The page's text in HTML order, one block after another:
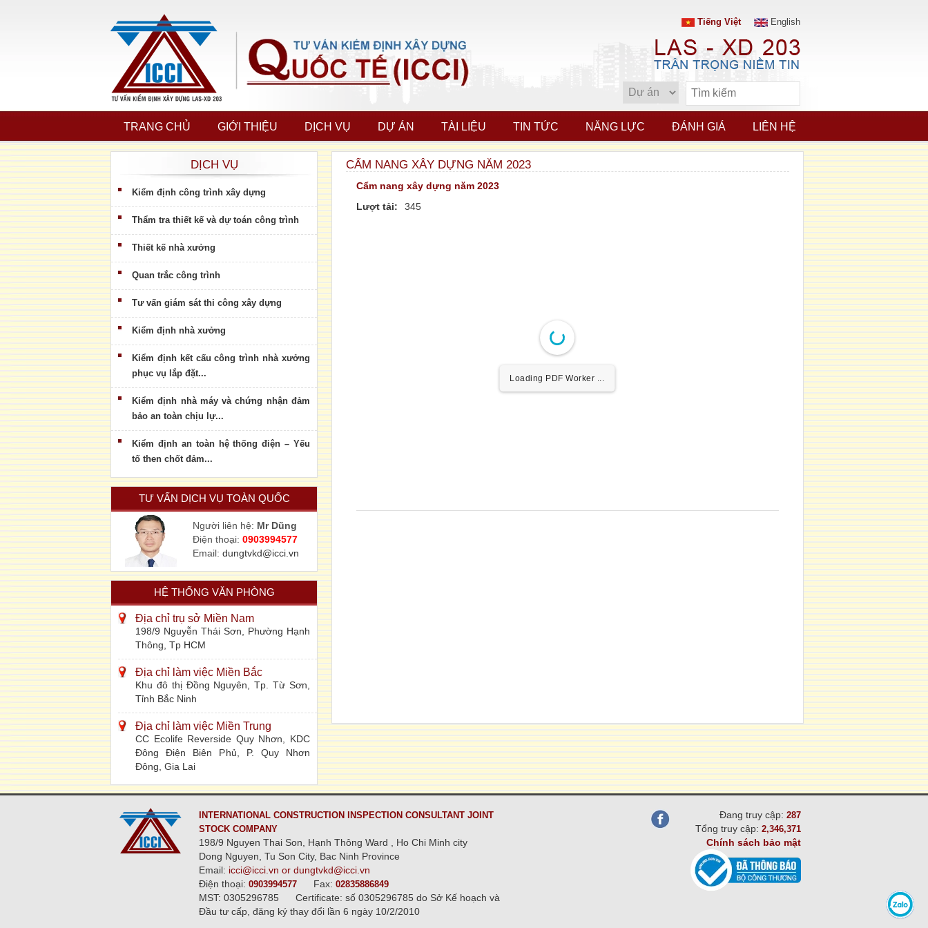
Tiếng Việt English
TRANG CHỦ GIỚI THIỆU DỊCH VỤ DỰ ÁN TÀI LIỆU TIN TỨC NĂNG LỰC ĐÁNH GIÁ LIÊN HỆ
DỊCH VỤ
Kiểm định công trình xây dựng
Thẩm tra thiết kế và dự toán công trình
Thiết kế nhà xưởng
Quan trắc công trình
Tư vấn giám sát thi công xây dựng
Kiểm định nhà xưởng
Kiểm định kết cấu công trình nhà xưởng
phục vụ lắp đặt...
Kiểm định nhà máy và chứng nhận đảm
bảo an toàn chịu lự...
Kiểm định an toàn hệ thống điện – Yếu
tố then chốt đảm...
TƯ VẤN DỊCH VỤ TOÀN QUỐC
Người liên hệ: Mr Dũng
Điện thoại: 0903994577
Email: dungtvkd@icci.vn
HỆ THỐNG VĂN PHÒNG
Địa chỉ trụ sở Miền Nam
198/9 Nguyễn Thái Sơn, Phường Hạnh
Thông, Tp HCM
Địa chỉ làm việc Miền Bắc
Khu đô thị Đồng Nguyên, Tp. Từ Sơn,
Tỉnh Bắc Ninh
Địa chỉ làm việc Miền Trung
CC Ecolife Reverside Quy Nhơn, KDC
Đông Điện Biên Phủ, P. Quy Nhơn
Đông, Gia Lai
CẨM NANG XÂY DỰNG NĂM 2023
Cẩm nang xây dựng năm 2023
Lượt tải:
345
Loading PDF Worker ...
INTERNATIONAL CONSTRUCTION INSPECTION CONSULTANT JOINT
STOCK COMPANY
198/9 Nguyen Thai Son, Hạnh Thông Ward , Ho Chi Minh city
Dong Nguyen, Tu Son City, Bac Ninh Province
Email: icci@icci.vn or dungtvkd@icci.vn
Điện thoại: 0903994577 Fax: 02835886849
MST: 0305296785
Certificate: số 0305296785 do Sở Kế hoạch và
Đầu tư cấp, đăng ký thay đổi lần 6 ngày 10/2/2010
Đang truy cập: 287
Tổng truy cập: 2,346,371
Chính sách bảo mật